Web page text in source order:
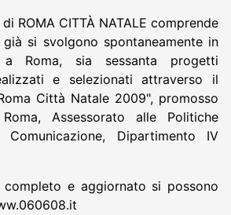
ROMA CITTÀ NATALE comprende
si svolgono spontaneamente in
Roma, sia sessanta progetti
e selezionati attraverso il
Città Natale 2009", promosso
Assessorato alle Politiche
Dipartimento IV
completo e aggiornato si possono